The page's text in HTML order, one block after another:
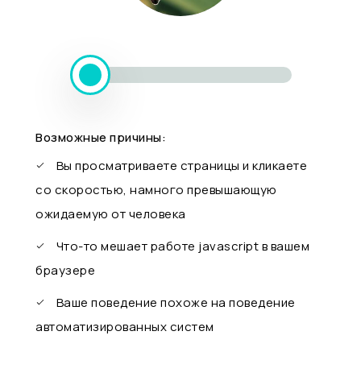
Возможные причины:
Вы просматриваете страницы и кликаете
со скоростью, намного превышающую
ожидаемую от человека
Что-то мешает работе javascript в вашем
браузере
Ваше поведение похоже на поведение
автоматизированных систем